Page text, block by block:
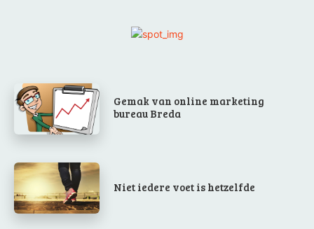
Gemak van online marketing
bureau Breda
Niet iedere voet is hetzelfde